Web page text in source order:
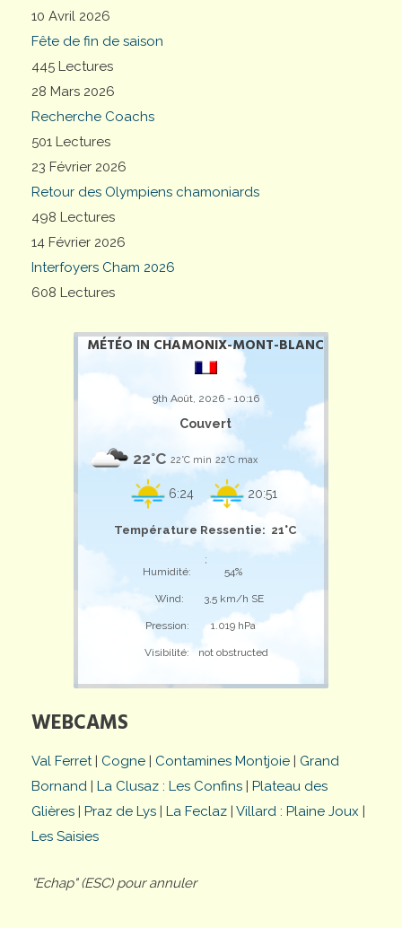
10 Avril 2026
Fête de fin de saison
445 Lectures
28 Mars 2026
Recherche Coachs
501 Lectures
23 Février 2026
Retour des Olympiens chamoniards
498 Lectures
14 Février 2026
Interfoyers Cham 2026
608 Lectures
MÉTÉO IN CHAMONIX-MONT-BLANC
9th Août, 2026 - 10:16
Couvert
22°C 22°C min 22°C max
6:24 20:51
Température Ressentie: 21°C
;
Humidité:
54%
Wind: 3,5 km/h SE
Pression: 1.019 hPa
Visibilité: not obstructed
WEBCAMS
Val Ferret| Cogne | Contamines Montjoie | Grand
Bornand | La Clusaz : Les Confins | Plateau des
Glières | Praz de Lys | La Feclaz | Villard : Plaine Joux |
Les Saisies
"Echap" (ESC) pour annuler